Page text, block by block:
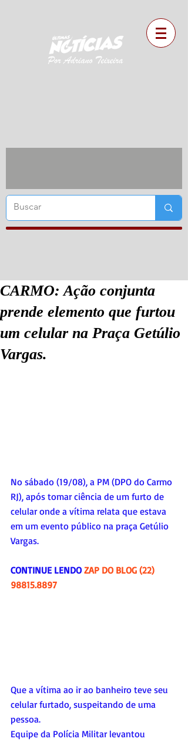
CARMO: Ação conjunta
prende elemento que furtou
um celular na Praça Getúlio
Vargas.
No sábado (19/08), a PM (DPO do Carmo
RJ), após tomar ciência de um furto de
celular onde a vítima relata que estava
em um evento público na praça Getúlio
Vargas.
CONTINUE LENDO ZAP DO BLOG (22)
98815.8897
Que a vítima ao ir ao banheiro teve seu
celular furtado, suspeitando de uma
pessoa.
Equipe da Polícia Militar levantou